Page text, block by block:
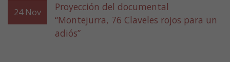
24 Nov
Proyección del documental
“Montejurra, 76 Claveles rojos para un
adiós”